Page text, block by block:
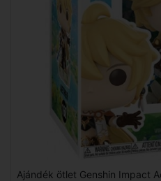
Ajándék ötlet Genshin Impact